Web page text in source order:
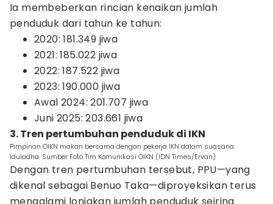
Ia membeberkan rincian kenaikan jumlah
penduduk dari tahun ke tahun:
2020: 181.349 jiwa
2021: 185.022 jiwa
2022: 187.522 jiwa
2023: 190.000 jiwa
Awal 2024: 201.707 jiwa
Juni 2025: 203.661 jiwa
3. Tren pertumbuhan penduduk di IKN
Pimpinan OIKN makan bersama dengan pekerja IKN dalam suasana
Iduladha. Sumber Foto Tim Komunikasi OIKN (IDN Times/Ervan)
Dengan tren pertumbuhan tersebut, PPU—yang
dikenal sebagai Benuo Taka—diproyeksikan terus